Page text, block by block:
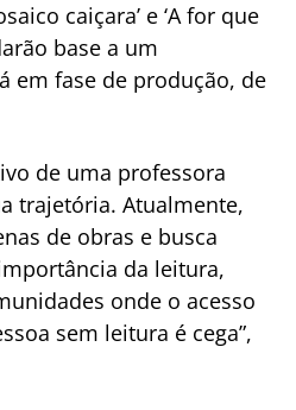
caiçara’ e ‘A for que
base a um
em fase de produção, de
de uma professora
trajetória. Atualmente,
de obras e busca
da leitura,
onde o acesso
sem leitura é cega”,